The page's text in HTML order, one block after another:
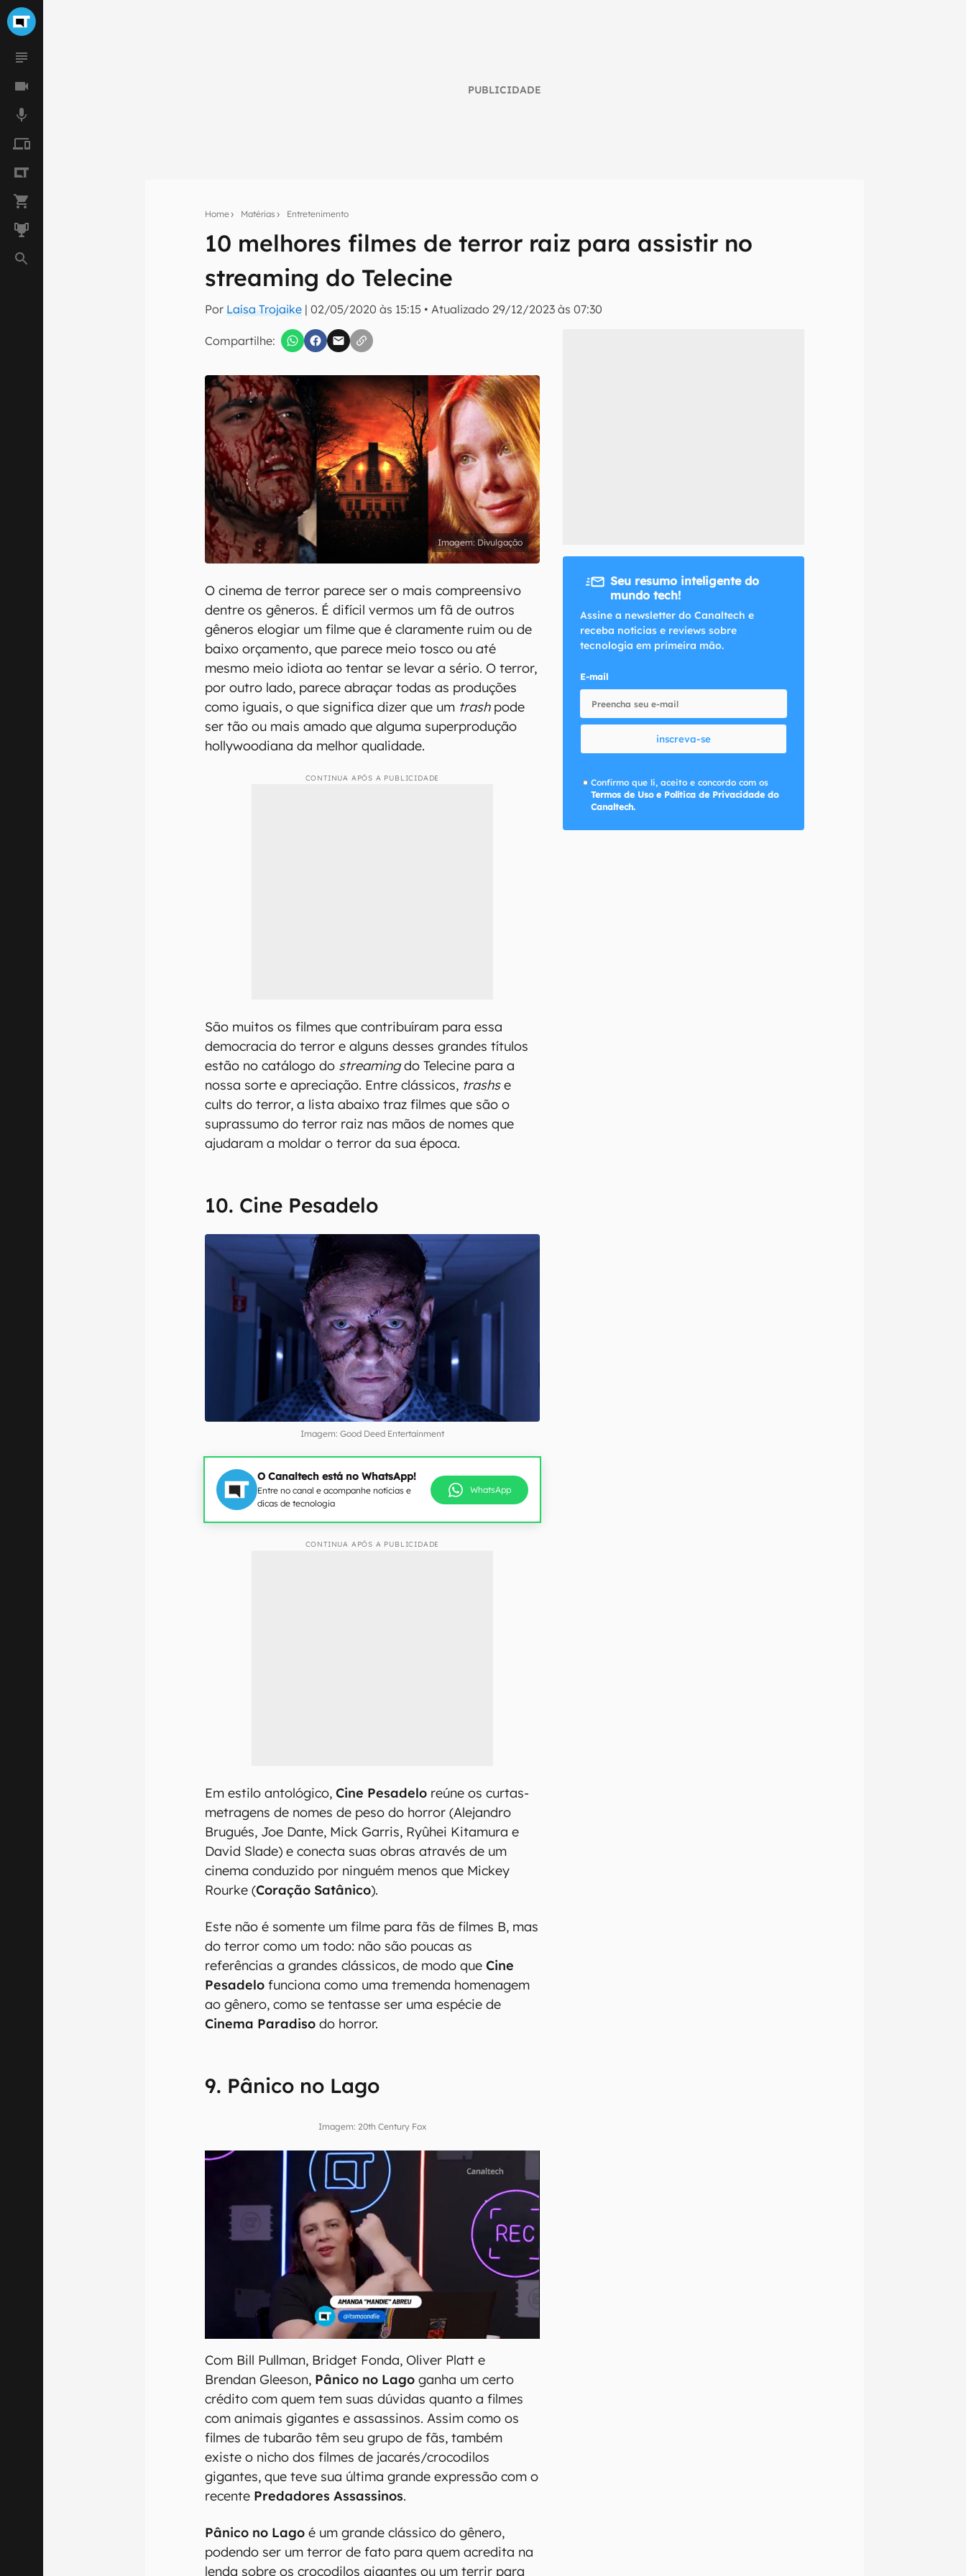
PUBLICIDADE
Home Matérias Entretenimento
10 melhores filmes de terror raiz para assistir no
streaming do Telecine
Por Laísa Trojaike |02/05/2020 às 15:15 •Atualizado 29/12/2023 às 07:30
Compartilhe:
Assine a newsletter do Canaltech e receba notícias e reviews sobre tecnologia em primeira
inscreva-se
Confirmo que li, aceito e concordo com os Termos de Uso e Política de Privacidade do Canaltech.
Divulgação
O cinema de terror parece ser o mais compreensivo
dentre os gêneros. É difícil vermos um fã de outros
gêneros elogiar um filme que é claramente ruim ou de
baixo orçamento, que parece meio tosco ou até
mesmo meio idiota ao tentar se levar a sério. O terror,
por outro lado, parece abraçar todas as produções
como iguais, o que significa dizer que um trashpode
ser tão ou mais amado que alguma superprodução
hollywoodiana da melhor qualidade.
CONTINUA APÓS A PUBLICIDADE
São muitos os filmes que contribuíram para essa
democracia do terror e alguns desses grandes títulos
estão no catálogo do streamingdo Telecine para a
nossa sorte e apreciação. Entre clássicos, trashse
cults do terror, a lista abaixo traz filmes que são o
suprassumo do terror raiz nas mãos de nomes que
ajudaram a moldar o terror da sua época.
10. Cine Pesadelo
Imagem: Good Deed Entertainment
O Canaltech está no WhatsApp!
Entre no canal e acompanhe notícias e
dicas de tecnologia
WhatsApp
CONTINUA APÓS A PUBLICIDADE
Em estilo antológico,Cine Pesadelo reúne os curtas-
metragens de nomes de peso do horror (Alejandro
Brugués, Joe Dante, Mick Garris, Ryûhei Kitamura e
David Slade) e conecta suas obras através de um
cinema conduzido por ninguém menos que Mickey
Rourke (Coração Satânico).
Este não é somente um filme para fãs de filmes B, mas
do terror como um todo: não são poucas as
referências a grandes clássicos, de modo queCine
Pesadelo funciona como uma tremenda homenagem
ao gênero, como se tentasse ser uma espécie de
Cinema Paradiso do horror.
9. Pânico no Lago
Imagem: 20th Century Fox
Com Bill Pullman, Bridget Fonda, Oliver Platt e
Brendan Gleeson, Pânico no Lago ganha um certo
crédito com quem tem suas dúvidas quanto a filmes
com animais gigantes e assassinos. Assim como os
filmes de tubarão têm seu grupo de fãs, também
existe o nicho dos filmes de jacarés/crocodilos
gigantes, que teve sua última grande expressão com o
recente Predadores Assassinos.
Pânico no Lago é um grande clássico do gênero,
podendo ser um terror de fato para quem acredita na
lenda sobre os crocodilos gigantes ou um terrir para
Seu resumo inteligente do
mundo tech!
Assine a newsletter do Canaltech e
receba notícias e reviews sobre
tecnologia em primeira mão.
E-mail
inscreva-se
Confirmo que li, aceito e concordo com os
Termos de Uso e Política de Privacidade do
Canaltech.